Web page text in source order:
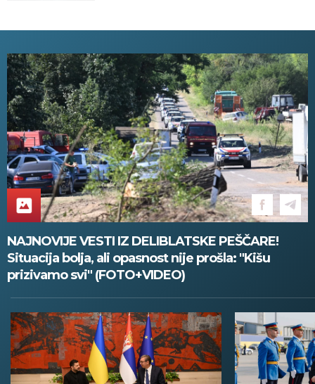
NAJNOVIJE VESTI IZ DELIBLATSKE PEŠČARE!
Situacija bolja, ali opasnost nije prošla: "Kišu
prizivamo svi" (FOTO+VIDEO)